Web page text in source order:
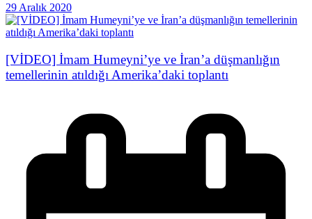
29 Aralık 2020
[VİDEO] İmam Humeyni’ye ve İran’a düşmanlığın
temellerinin atıldığı Amerika’daki toplantı